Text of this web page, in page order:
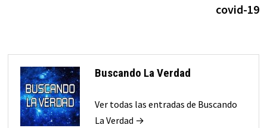
covid-19
Buscando La Verdad
Ver todas las entradas de Buscando
La Verdad →